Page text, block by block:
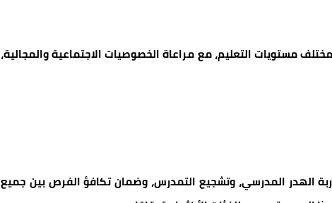
مستويات التعليم، مع مراعاة الخصوصيات الاجتماعية والمجالية،
الهدر المدرسي، وتشجيع التمدرس، وضمان تكافؤ الفرص بين جميع